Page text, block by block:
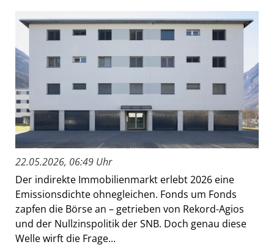
22.05.2026, 06:49 Uhr
Der indirekte Immobilienmarkt erlebt 2026 eine
Emissionsdichte ohnegleichen. Fonds um Fonds
zapfen die Börse an – getrieben von Rekord-Agios
und der Nullzinspolitik der SNB. Doch genau diese
Welle wirft die Frage...